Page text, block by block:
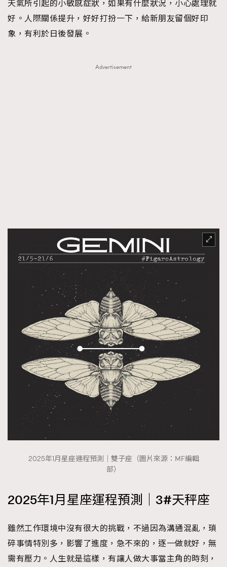
AFrenchMind
DressLikeAParisienne
EmpowerF
FashionWeek
天氣所引起的小敏感症狀，如果有什麼狀況，小心處理就
好。人際關係提升，好好打扮一下，給新朋友留個好印
象，有利於日後發展。
Advertisement
2025年1月星座運程預測｜雙子座（圖片來源：MF編輯
部）
2025年1月星座運程預測｜3#天秤座
雖然工作環境中沒有很大的挑戰，不過因為溝通混亂，瑣
碎事情特別多，影響了進度，急不來的，逐一做就好，無
需有壓力。人生就是這樣，有讓人做大事當主角的時刻，